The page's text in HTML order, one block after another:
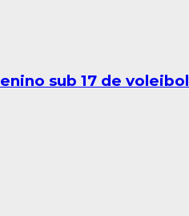
sub 17 de voleibol